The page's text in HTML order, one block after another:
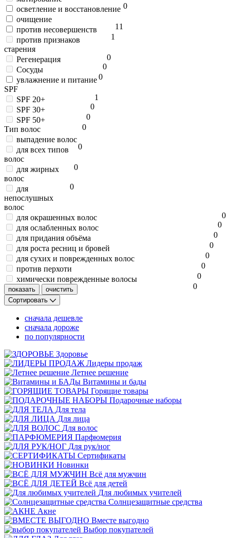
0
осветление и восстановление
1
очищение
1
против несовершенств
1
против признаков
старения
0
Регенерация
0
Сосуды
0
увлажнение и питание
1
SPF
SPF 20+
0
SPF 30+
0
SPF 50+
0
Тип волос
выпадение волос
0
для всех типов
волос
0
для жирных
волос
0
для
непослушных
волос
0
для окрашенных волос
0
для ослабленных волос
0
для придания объёма
0
для роста ресниц и бровей
0
для сухих и поврежденных волос
0
против перхоти
0
химически поврежденные волосы
0
Сортировать
сначала дешевле
сначала дороже
по популярности
Здоровье
Лидеры продаж
Летнее решение
Витамины и бады
Горящие товары
Подарочные наборы
Для тела
Для лица
Для волос
Парфюмерия
Для рук/ног
Сертификаты
Новинки
Всё для мужчин
Всё для детей
Для любимых учителей
Cолнцезащитные средства
Акне
Вместе выгодно
Выбор покупателей